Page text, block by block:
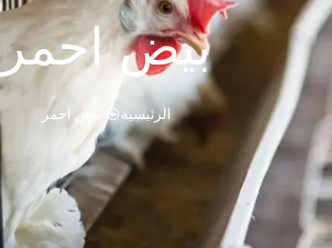
بيض احمر
الرئيسية بيض احمر